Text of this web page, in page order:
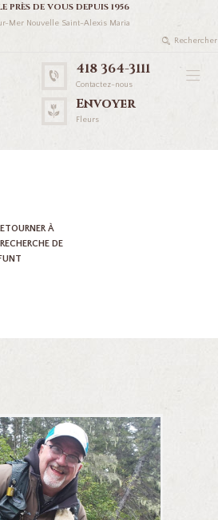
PRÈS DE VOUS DEPUIS 1956
Mer Nouvelle Saint-Alexis Maria
418 364-3111
Contactez-nous
Envoyer
Fleurs
À
DE